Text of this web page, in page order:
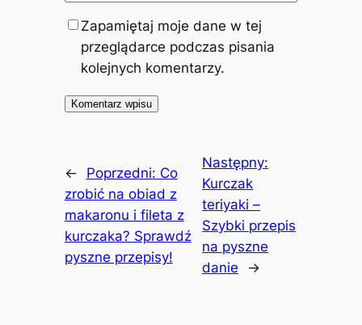
Zapamiętaj moje dane w tej
przeglądarce podczas pisania
kolejnych komentarzy.
← Poprzedni: Co
zrobić na obiad z
makaronu i fileta z
kurczaka? Sprawdź
pyszne przepisy!
Następny:
Kurczak
teriyaki –
Szybki przepis
na pyszne
danie
→